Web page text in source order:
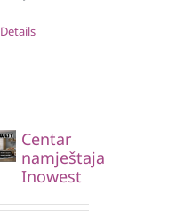
Details
Centar
namještaja
Inowest